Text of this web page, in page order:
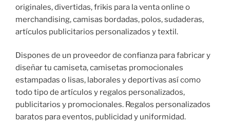
originales, divertidas, frikis para la venta online o
merchandising, camisas bordadas, polos, sudaderas,
artículos publicitarios personalizados y textil.
Dispones de un proveedor de confianza para fabricar y
diseñar tu camiseta, camisetas promocionales
estampadas o lisas, laborales y deportivas así como
todo tipo de artículos y regalos personalizados,
publicitarios y promocionales. Regalos personalizados
baratos para eventos, publicidad y uniformidad.